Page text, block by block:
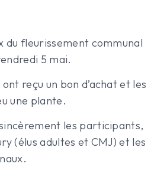
du fleurissement communal
5 mai.
reçu un bon d’achat et les
une plante.
les participants,
(élus adultes et CMJ) et les